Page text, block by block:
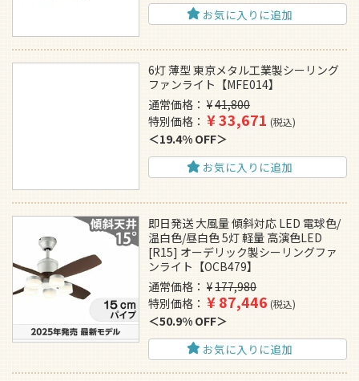
お気に入りに追加
6灯 薄型 東京メタル工業製シーリング
ファンライト【MFE014】
通常価格
¥41,800
特別価格
¥33,671 税込
19.4% OFF
お気に入りに追加
即日発送 大風量 傾斜対応 LED 電球色/
温白色/昼白色 5灯 軽量 高演色LED
[R15] オーデリック製シーリングファ
ンライト【OCB479】
通常価格
¥177,980
特別価格
¥87,446 税込
50.9% OFF
お気に入りに追加